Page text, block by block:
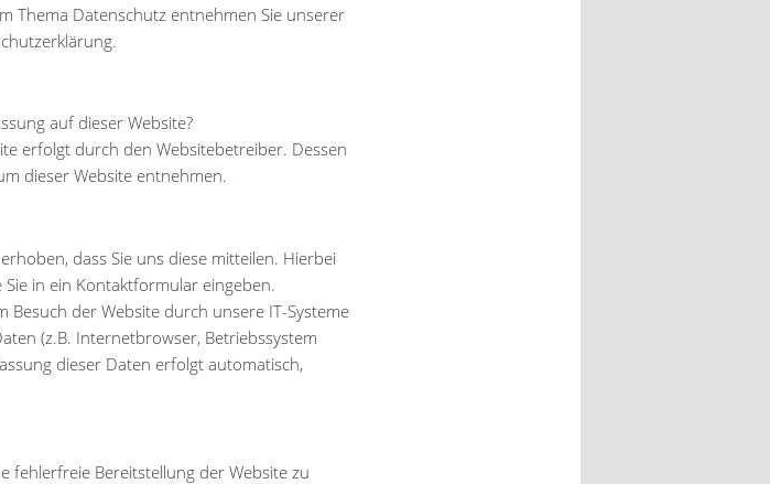
Thema Datenschutz entnehmen Sie unserer
auf dieser Website?
erfolgt durch den Websitebetreiber. Dessen
dieser Website entnehmen.
dass Sie uns diese mitteilen. Hierbei
in ein Kontaktformular eingeben.
der Website durch unsere IT-Systeme
(z.B. Internetbrowser, Betriebssystem
dieser Daten erfolgt automatisch,
fehlerfreie Bereitstellung der Website zu